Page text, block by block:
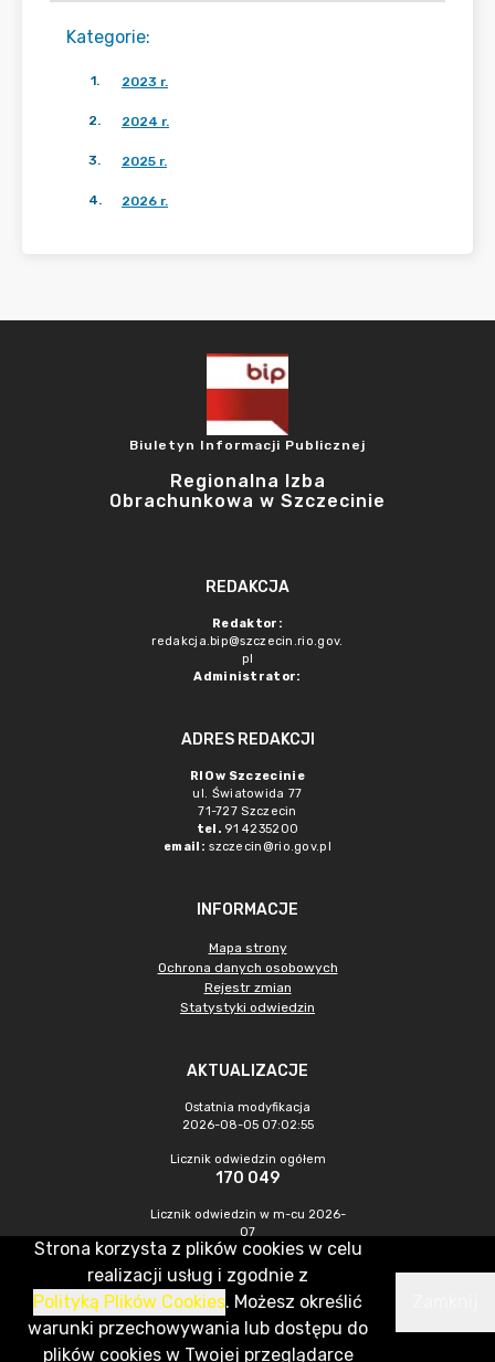
Kategorie:
1. 2023 r.
2. 2024 r.
3. 2025 r.
4. 2026 r.
Biuletyn Informacji Publicznej
Regionalna Izba
Obrachunkowa w Szczecinie
REDAKCJA
Redaktor:
redakcja.bip@szczecin.rio.gov.
pl
Administrator:
ADRES REDAKCJI
RIO w Szczecinie
ul. Światowida 77
71-727 Szczecin
tel. 91 4235200
email: szczecin@rio.gov.pl
INFORMACJE
Mapa strony
Ochrona danych osobowych
Rejestr zmian
Statystyki odwiedzin
AKTUALIZACJE
Ostatnia modyfikacja
2026-08-05 07:02:55
Licznik odwiedzin ogółem
170 049
Licznik odwiedzin w m-cu 2026-
07
277
CMS & Hosting: Nefeni Sp. z o.o.
Strona korzysta z plików cookies w celu
realizacji usług i zgodnie z
Polityką Plików Cookies. Możesz określić
warunki przechowywania lub dostępu do
plików cookies w Twojej przeglądarce